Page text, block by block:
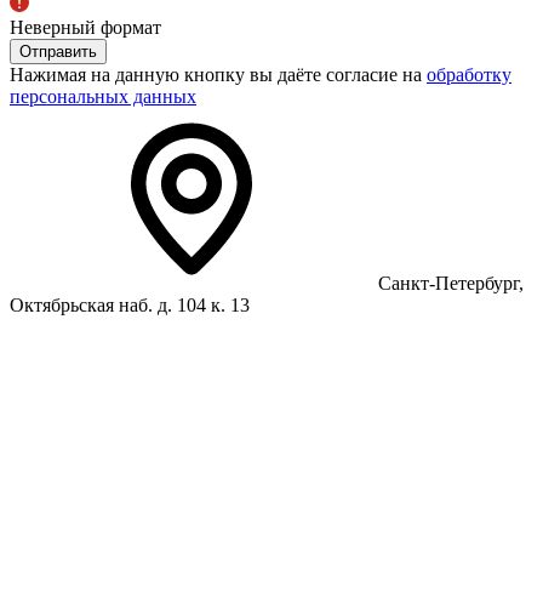
Неверный формат
Отправить
Нажимая на данную кнопку вы даёте согласие на обработку
персональных данных
Санкт-Петербург,
Октябрьская наб. д. 104 к. 13